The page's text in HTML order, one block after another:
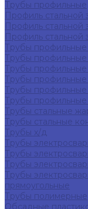
Трубы профильные
Профиль стальной
Профиль стальной
Профиль стальной
Трубы профильные
Трубы
Трубы
Трубы
Трубы
Трубы профильные
Трубы стальные
Трубы стальные
Трубы х/д
Трубы
Трубы
Трубы
Трубы
прямоугольные
Трубы полимерные
Обсадные